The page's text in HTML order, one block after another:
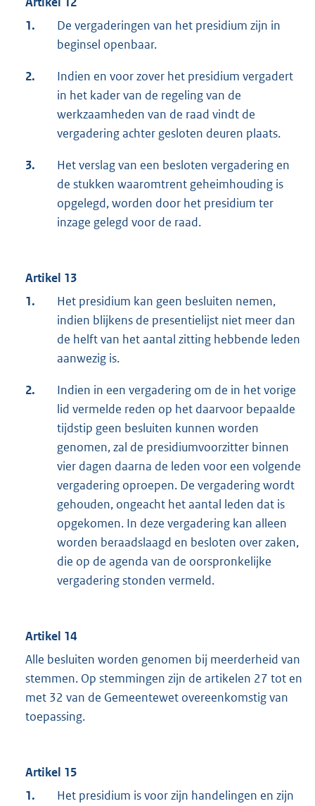
1.
De vergaderingen van het presidium zijn in
beginsel openbaar.
2.
Indien en voor zover het presidium vergadert
in het kader van de regeling van de
werkzaamheden van de raad vindt de
vergadering achter gesloten deuren plaats.
3.
Het verslag van een besloten vergadering en
de stukken waaromtrent geheimhouding is
opgelegd, worden door het presidium ter
inzage gelegd voor de raad.
Artikel 13
1.
Het presidium kan geen besluiten nemen,
indien blijkens de presentielijst niet meer dan
de helft van het aantal zitting hebbende leden
aanwezig is.
2.
Indien in een vergadering om de in het vorige
lid vermelde reden op het daarvoor bepaalde
tijdstip geen besluiten kunnen worden
genomen, zal de presidiumvoorzitter binnen
vier dagen daarna de leden voor een volgende
vergadering oproepen. De vergadering wordt
gehouden, ongeacht het aantal leden dat is
opgekomen. In deze vergadering kan alleen
worden beraadslaagd en besloten over zaken,
die op de agenda van de oorspronkelijke
vergadering stonden vermeld.
Artikel 14
Alle besluiten worden genomen bij meerderheid van
stemmen. Op stemmingen zijn de artikelen 27 tot en
met 32 van de Gemeentewet overeenkomstig van
toepassing.
Artikel 15
1.
Het presidium is voor zijn handelingen en zijn